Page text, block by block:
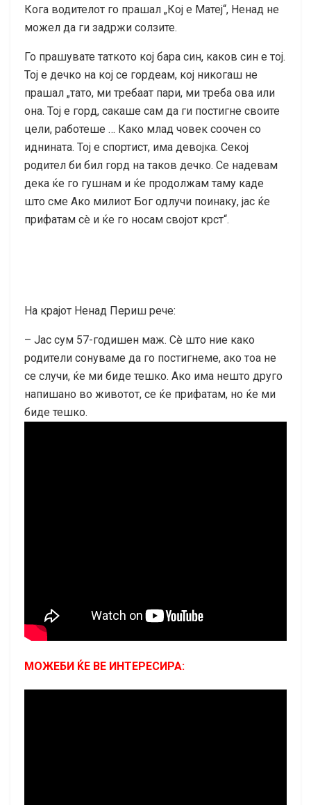
Кога водителот го прашал „Кој е Матеј“, Ненад не
можел да ги задржи солзите.
Го прашувате таткото кој бара син, каков син е тој.
Тој е дечко на кој се гордеам, кој никогаш не
прашал „тато, ми требаат пари, ми треба ова или
она. Тој е горд, сакаше сам да ги постигне своите
цели, работеше … Како млад човек соочен со
иднината. Тој е спортист, има девојка. Секој
родител би бил горд на таков дечко. Се надевам
дека ќе го гушнам и ќе продолжам таму каде
што сме Ако милиот Бог одлучи поинаку, јас ќе
прифатам сè и ќе го носам својот крст“.
На крајот Ненад Периш рече:
– Јас сум 57-годишен маж. Сè што ние како
родители сонуваме да го постигнеме, ако тоа не
се случи, ќе ми биде тешко. Ако има нешто друго
напишано во животот, се ќе прифатам, но ќе ми
биде тешко.
МОЖЕБИ ЌЕ ВЕ ИНТЕРЕСИРА: